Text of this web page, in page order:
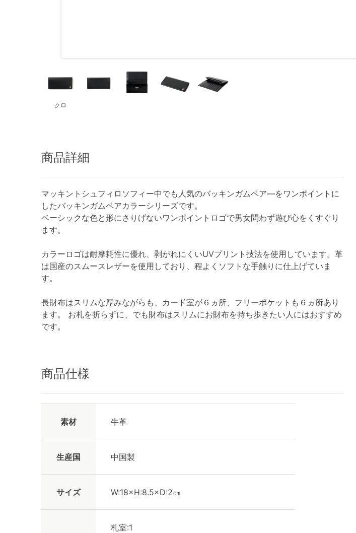
クロ
商品詳細
マッキントシュフィロソフィー中でも人気のバッキンガムベア―をワンポイントに
したバッキンガムベアカラーシリーズです。
ベーシックな色と形にさりげないワンポイントロゴで男女問わず遊び心をくすぐり
ます。
カラーロゴは耐摩耗性に優れ、剥がれにくいUVプリント技法を使用しています。革
は国産のスムースレザーを使用しており、程よくソフトな手触りに仕上げていま
す。
長財布はスリムな厚みながらも、カード室が６ヵ所、フリーポケットも６ヵ所あり
ます。 お札を折らずに、でも財布はスリムにお財布を持ち歩きたい人にはおすすめ
です。
商品仕様
素材 牛革
生産国 中国製
サイズ W:18×H:8.5×D:2㎝
札室:1